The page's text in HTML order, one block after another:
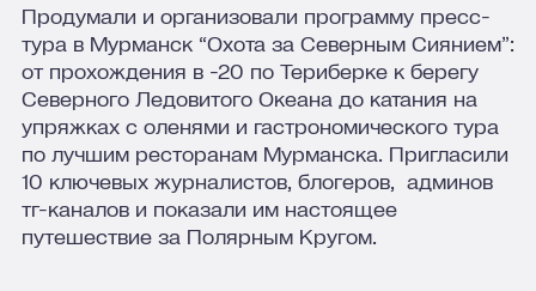
Продумали и организовали программу пресс-
тура в Мурманск “Охота за Северным Сиянием”:
от прохождения в -20 по Териберке к берегу
Северного Ледовитого Океана до катания на
упряжках с оленями и гастрономического тура
по лучшим ресторанам Мурманска. Пригласили
10 ключевых журналистов, блогеров, админов
тг-каналов и показали им настоящее
путешествие за Полярным Кругом.